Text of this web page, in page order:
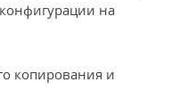
на
копирования и